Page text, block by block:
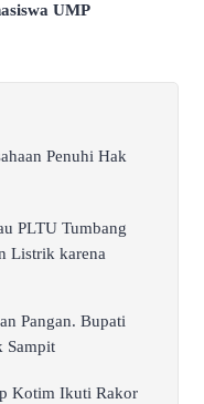
UMP
Penuhi Hak
PLTU Tumbang
Listrik karena
Pangan. Bupati
Sampit
Kotim Ikuti Rakor